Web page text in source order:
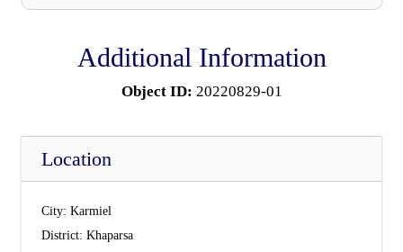
Additional Information
Object ID: 20220829-01
Location
City: Karmiel
District: Khaparsa